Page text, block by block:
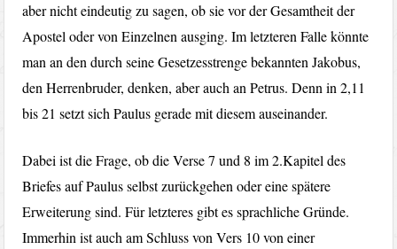
aber nicht eindeutig zu sagen, ob sie vor der Gesamtheit der
Apostel oder von Einzelnen ausging. Im letzteren Falle könnte
man an den durch seine Gesetzesstrenge bekannten Jakobus,
den Herrenbruder, denken, aber auch an Petrus. Denn in 2,11
bis 21 setzt sich Paulus gerade mit diesem auseinander.
Dabei ist die Frage, ob die Verse 7 und 8 im 2.Kapitel des
Briefes auf Paulus selbst zurückgehen oder eine spätere
Erweiterung sind. Für letzteres gibt es sprachliche Gründe.
Immerhin ist auch am Schluss von Vers 10 von einer